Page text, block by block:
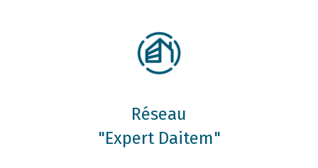
Réseau
"Expert Daitem"